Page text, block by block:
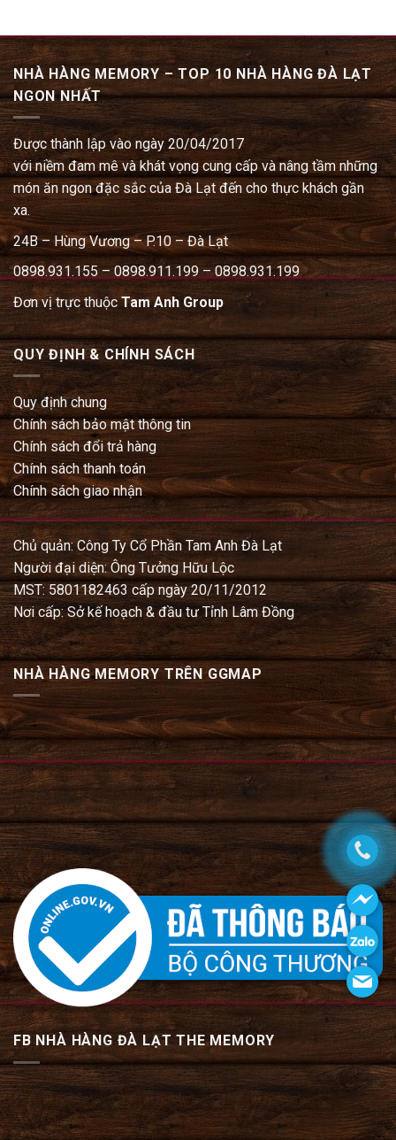
NHÀ HÀNG MEMORY – TOP 10 NHÀ HÀNG ĐÀ LẠT
NGON NHẤT
Được thành lập vào ngày 20/04/2017
với niềm đam mê và khát vọng cung cấp và nâng tầm những
món ăn ngon đặc sắc của Đà Lạt đến cho thực khách gần
xa.
24B – Hùng Vương – P.10 – Đà Lạt
0898.931.155 – 0898.911.199 – 0898.931.199
Đơn vị trực thuộcTam Anh Group
QUY ĐỊNH & CHÍNH SÁCH
Quy định chung
Chính sách bảo mật thông tin
Chính sách đổi trả hàng
Chính sách thanh toán
Chính sách giao nhận
Chủ quản: Công Ty Cổ Phần Tam Anh Đà Lạt
Người đại diện: Ông Tưởng Hữu Lộc
MST: 5801182463 cấp ngày 20/11/2012
Nơi cấp: Sở kế hoạch & đầu tư Tỉnh Lâm Đồng
NHÀ HÀNG MEMORY TRÊN GGMAP
FB NHÀ HÀNG ĐÀ LẠT THE MEMORY